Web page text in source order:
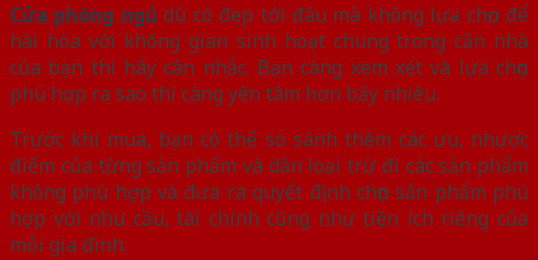
Cửa phòng ngủdù có đẹp tới đâu mà không lựa chọn để
hài hòa với không gian sinh hoạt chung trong căn nhà
của bạn thì hãy cân nhắc. Bạn càng xem xét và lựa chọn
phù hợp ra sao thì càng yên tâm hơn bấy nhiêu.
Trước khi mua, bạn có thể so sánh thêm các ưu, nhược
điểm của từng sản phẩm và dần loại trừ đi các sản phẩm
không phù hợp và đưa ra quyết định chọn sản phẩm phù
hợp với nhu cầu, tài chính cũng như tiện ích riêng của
mỗi gia đình.